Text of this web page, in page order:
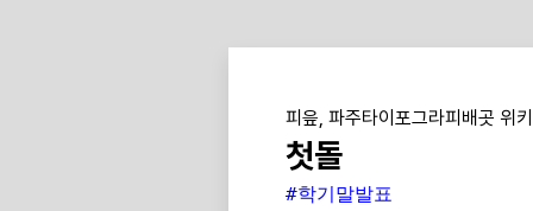
피읖, 파주타이포그라피배곳 위키
첫돌
#학기말발표